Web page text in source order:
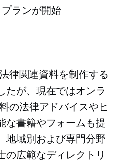
ランが開始
律関連資料を制作する
たが、現在ではオンラ
の法律アドバイスやヒ
な書籍やフォームも提
地域別および専門分野
の広範なディレクトリ